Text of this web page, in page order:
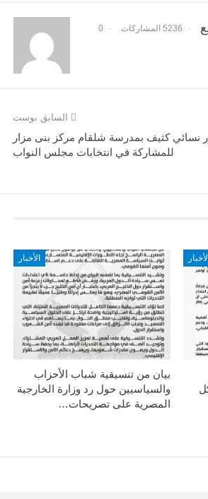
5236 المشاركات 0
السابق بوست
نسائي كثيف بمدرسة شلقام مركز بنى مزار
للمشاركة في انتخابات مجلس النواب
الأخبار
بيان من تنسيقية شباب الأحزاب
والسياسيين حول رد وزارة الخارجية
المصرية على تصريحات…